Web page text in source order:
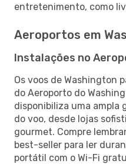
entretenimento, como
Aeroportos em
Instalações no
Os voos de Washington
do Aeroporto do
disponibiliza uma ampla
do voo, desde lojas
gourmet. Compre
best-seller para ler
portátil com o Wi-Fi